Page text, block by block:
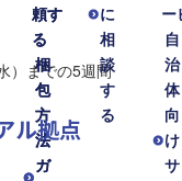
頼す
る
梱
包
方
法
ガ
頼す
る
梱
包
方
法
ガ
に
相
談
す
る
ー
自
治
体
向
け
サ
）までの5週間
ル拠点